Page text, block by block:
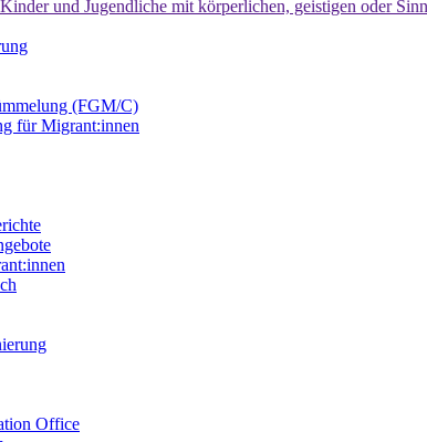
und Jugendliche mit körperlichen, geistigen oder
(FGM/C)
für Migrant:innen
Office